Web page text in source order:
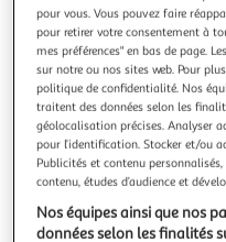
CONNAISSANCE
Charlotte
UNE CONNAISSANCE
faut pas parler avec la
Une connaissance inutile
Charlotte Delbo sur les
deux livres aussi
que Aucun de nous ne
En savoir +
Vendu par GpasPlus
Livraison dès 6/7
Plus d'options
pour vous. Vous pouvez faire
pour retirer votre consentement à
mes préférences" en bas de page.
sur notre ou nos sites web. Pour
politique de confidentialité. Nos
traitent des données selon les
géolocalisation précises. Analyser
pour l’identification. Stocker et/ou
Publicités et contenu
contenu, études d’audience et
Nos équipes ainsi que nos
données selon les finalités